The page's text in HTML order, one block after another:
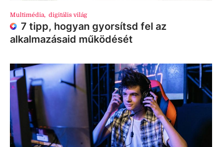
Multimédia, digitális világ
7 tipp, hogyan gyorsítsd fel az
alkalmazásaid működését